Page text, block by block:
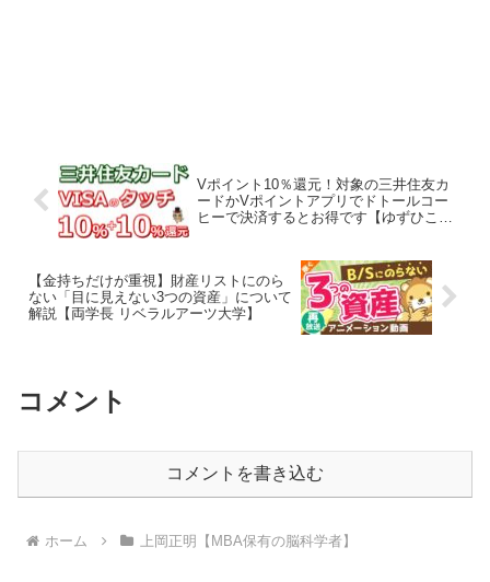
Vポイント10％還元！対象の三井住友カ
ードかVポイントアプリでドトールコー
ヒーで決済するとお得です【ゆずひこち
【金持ちだけが重視】財産リストにのら
ない「目に見えない3つの資産」について
解説【両学長 リベラルアーツ大学】
コメント
コメントを書き込む
ホーム 上岡正明【MBA保有の脳科学者】